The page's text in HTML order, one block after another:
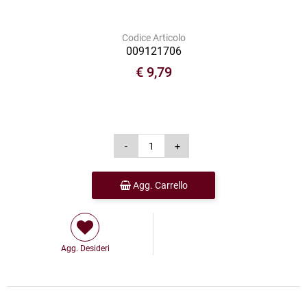
Codice Articolo
009121706
€ 9,79
Agg. Carrello
Agg. Desideri